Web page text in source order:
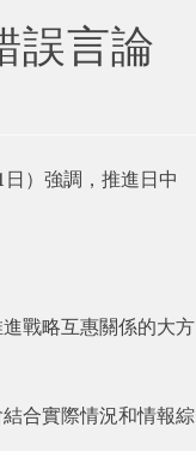
誤言論
）強調，推進日中
戰略互惠關係的大方
合實際情況和情報綜